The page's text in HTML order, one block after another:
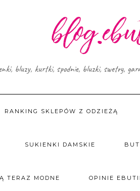
bluzy, kurtki, spodnie, bluzki, swetry,
RANKING SKLEPÓW Z ODZIEŻĄ
SUKIENKI DAMSKIE
TERAZ MODNE OPINIE